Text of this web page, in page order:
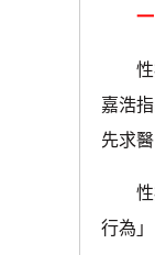
性病
嘉浩
先求
性病
行為